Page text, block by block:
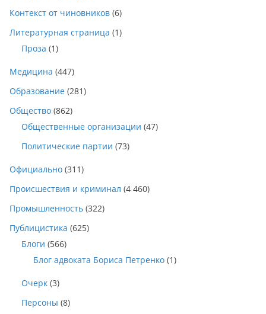
Контекст от чиновников (6)
Литературная страница (1)
Проза (1)
Медицина (447)
Образование (281)
Общество (862)
Общественные организации (47)
Политические партии (73)
Официально (311)
Происшествия и криминал (4 460)
Промышленность (322)
Публицистика (625)
Блоги (566)
Блог адвоката Бориса Петренко (1)
Очерк (3)
Персоны (8)